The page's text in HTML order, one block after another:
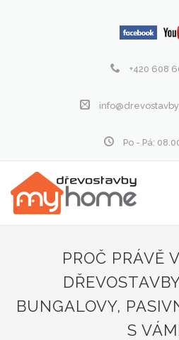
+420 608
Po - Pá:
PROČ PRÁVĚ
BUNGALOVY,
S